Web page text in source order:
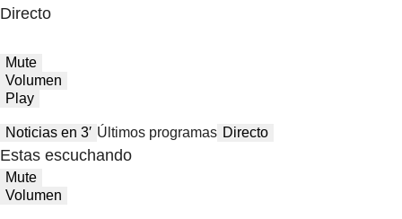
Directo
Mute
Volumen
Play
Noticias en 3′ Últimos programas Directo
Estas escuchando
Mute
Volumen